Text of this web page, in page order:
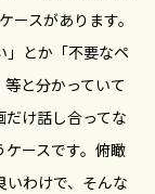
ースがあります。
」とか「不要なペ
と分かっていて
け話し合ってな
ースです。俯瞰
いわけで、そんな